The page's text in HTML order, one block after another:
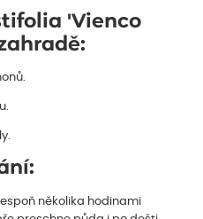
'Vienco
několika hodinami